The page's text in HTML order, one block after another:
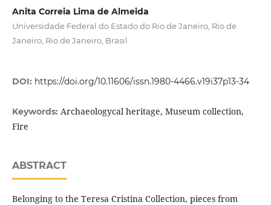
Anita Correia Lima de Almeida
Universidade Federal do Estado do Rio de Janeiro, Rio de
Janeiro, Rio de Janeiro, Brasil
DOI: https://doi.org/10.11606/issn.1980-4466.v19i37p13-34
Keywords: Archaeologycal heritage, Museum collection,
Fire
ABSTRACT
Belonging to the Teresa Cristina Collection, pieces from